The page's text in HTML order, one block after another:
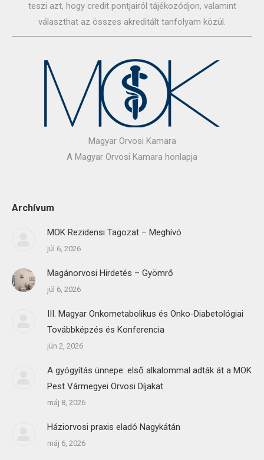
teszi azt, hogy credit pontjairól tájékozódjon, valamint
választhat az összes akreditált tanfolyam közül.
Magyar Orvosi Kamara
A Magyar Orvosi Kamara honlapja
Archívum
MOK Rezidensi Tagozat – Meghívó
júl 6, 2026
Magánorvosi Hirdetés – Gyömrő
júl 6, 2026
III. Magyar Onkometabolikus és Onko-Diabetológiai
Továbbképzés és Konferencia
jún 2, 2026
A gyógyítás ünnepe: első alkalommal adták át a MOK
Pest Vármegyei Orvosi Díjakat
máj 8, 2026
Háziorvosi praxis eladó Nagykátán
máj 6, 2026